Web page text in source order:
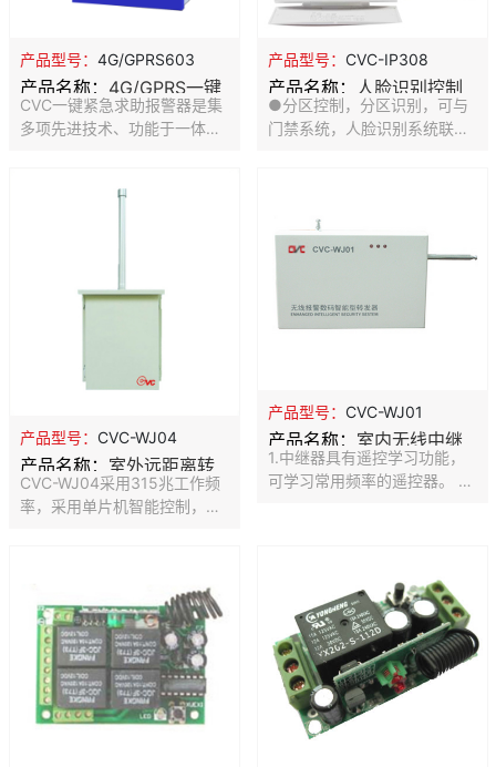
产品型号： 4G/GPRS603
产品名称： 4G/GPRS一键
报警器
CVC一键紧急求助报警器是集
多项先进技术、功能于一体的
机、遥控器、报警喇叭、等组
闭喇叭，安装方便、操作简捷
广泛应用于各种学校，金融营
业场所、各种仓库、商业店
位、家庭等安防系统中。可定
制多种功能，如GSM功能，无
一键紧急报警按钮，每个紧急
求助报警按钮的警情可自定义
修改，比如可改成为：暴力，
火灾，地震，空袭等功能。
产品型号： CVC-IP308
产品名称：
人脸识别控制
主机
●分区控制，分区识别，可与
门禁系统，人脸识别系统联动
度，超大的容量设计。 ●1个
专用键盘接口，专用于接键
等输出设备，报警处理速度加
快。 ●2个通讯接口，实现了
可接16个扩展模块，最多可扩
展128个防区。 ●1路750mA
辅助输出。
产品型号： CVC-WJ04
产品名称： 室外远距离转
发器
CVC-WJ04采用315兆工作频
率，采用单片机智能控制，防
本机可避免因有线长距离供电
造成对射电压过低、节约材料
及人工费用。本机应用于无线
探测器及其无线主机的无线转
发，配合CVC-H+或者CVC-
WJX使用，转发距离可以达到
产品型号： CVC-WJ01
产品名称： 室内无线中继
器
1.中继器具有遥控学习功能，
可学习常用频率的遥控器。 2.
3.使各种无线探测器、发射
器、报警器，发射的报警信
号，达到2000米，启动报警器
主机报警。